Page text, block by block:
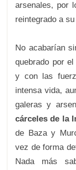
arsenales, por
reintegrado a
No acabarían
quebrado por
y con las
intensa vida,
galeras y
cárceles de la
de Baza y
vez de forma
Nada más